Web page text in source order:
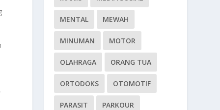
MENTAL MEWAH
MINUMAN MOTOR
OLAHRAGA ORANG TUA
ORTODOKS OTOMOTIF
PARASIT PARKOUR